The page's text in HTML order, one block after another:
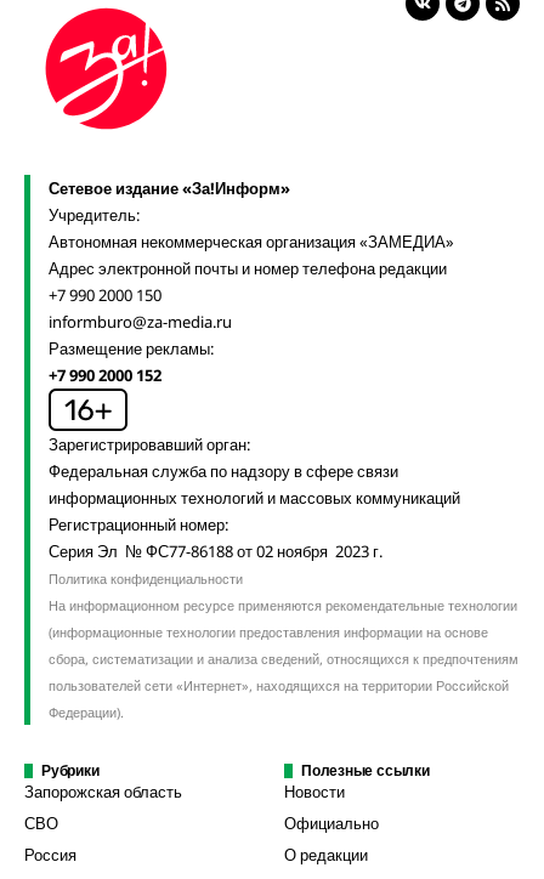
Сетевое издание «За!Информ»
Учредитель:
Автономная некоммерческая организация «ЗАМЕДИА»
Адрес электронной почты и номер телефона редакции
+7 990 2000 150
informburo@za-media.ru
Размещение рекламы:
+7 990 2000 152
Зарегистрировавший орган:
Федеральная служба по надзору в сфере связи
информационных технологий и массовых коммуникаций
Регистрационный номер:
Серия Эл № ФС77-86188 от 02 ноября 2023 г.
Политика конфиденциальности
На информационном ресурсе применяются рекомендательные технологии
(информационные технологии предоставления информации на основе
сбора, систематизации и анализа сведений, относящихся к предпочтениям
пользователей сети «Интернет», находящихся на территории Российской
Федерации).
Рубрики
Запорожская область
СВО
Россия
Полезные ссылки
Новости
Официально
О редакции